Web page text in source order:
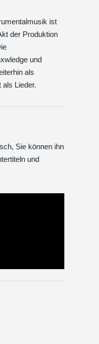
ist
der Produktion
und
als
als Lieder.
Sie können ihn
und